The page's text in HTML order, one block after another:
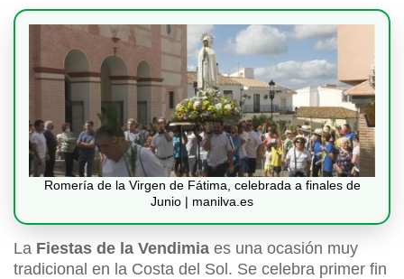
Romería de la Virgen de Fátima, celebrada a finales de
Junio | manilva.es
La Fiestas de la Vendimia es una ocasión muy
tradicional en la Costa del Sol. Se celebra primer fin